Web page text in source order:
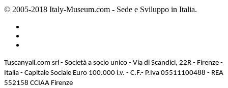
© 2005-2018 Italy-Museum.com - Sede e Sviluppo in Italia.
Tuscanyall.com srl - Società a socio unico - Via di Scandici, 22R - Firenze -
Italia - Capitale Sociale Euro 100.000 i.v. - C.F.- P.Iva 05511100488 - REA
552158 CCIAA Firenze